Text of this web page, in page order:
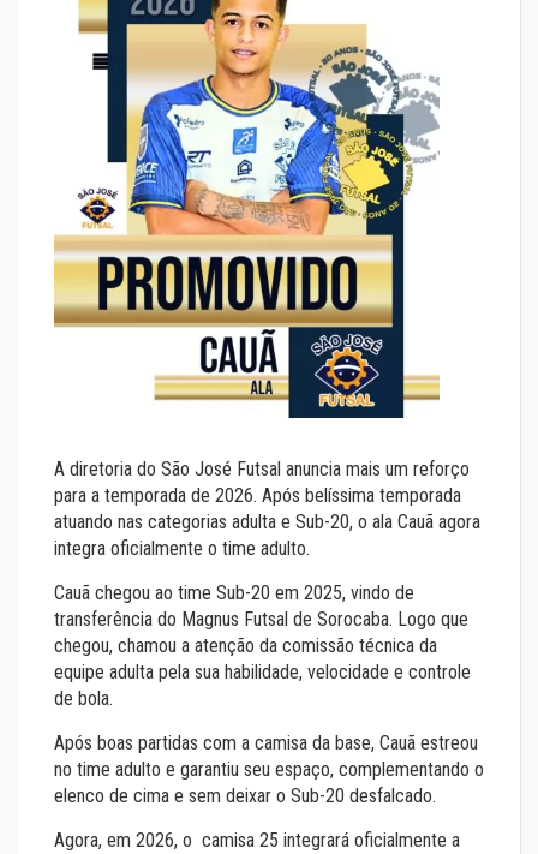
A diretoria do São José Futsal anuncia mais um reforço
para a temporada de 2026. Após belíssima temporada
atuando nas categorias adulta e Sub-20, o ala Cauã agora
integra oficialmente o time adulto.
Cauã chegou ao time Sub-20 em 2025, vindo de
transferência do Magnus Futsal de Sorocaba. Logo que
chegou, chamou a atenção da comissão técnica da
equipe adulta pela sua habilidade, velocidade e controle
de bola.
Após boas partidas com a camisa da base, Cauã estreou
no time adulto e garantiu seu espaço, complementando o
elenco de cima e sem deixar o Sub-20 desfalcado.
Agora, em 2026, o camisa 25 integrará oficialmente a